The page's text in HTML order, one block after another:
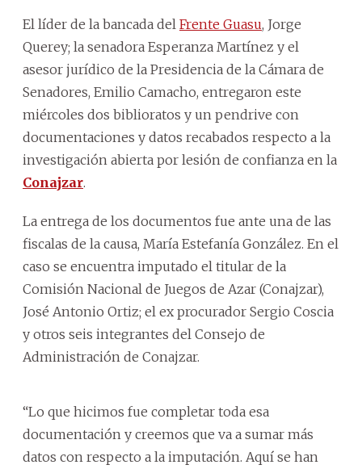
El líder de la bancada del Frente Guasu, Jorge
Querey; la senadora Esperanza Martínez y el
asesor jurídico de la Presidencia de la Cámara de
Senadores, Emilio Camacho, entregaron este
miércoles dos biblioratos y un pendrive con
documentaciones y datos recabados respecto a la
investigación abierta por lesión de confianza en la
Conajzar.
La entrega de los documentos fue ante una de las
fiscalas de la causa, María Estefanía González. En el
caso se encuentra imputado el titular de la
Comisión Nacional de Juegos de Azar (Conajzar),
José Antonio Ortiz; el ex procurador Sergio Coscia
y otros seis integrantes del Consejo de
Administración de Conajzar.
“Lo que hicimos fue completar toda esa
documentación y creemos que va a sumar más
datos con respecto a la imputación. Aquí se han